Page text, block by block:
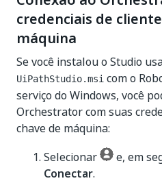
credenciais de
máquina
Se você instalou o Studio
UiPathStudio.msi com o
serviço do Windows, você
Orchestrator com suas
chave de máquina:
Selecionar
e, em
Conectar.